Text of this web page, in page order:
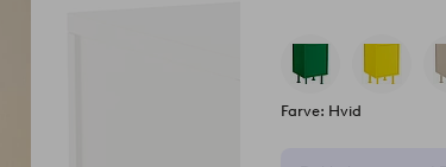
Farve: Hvid